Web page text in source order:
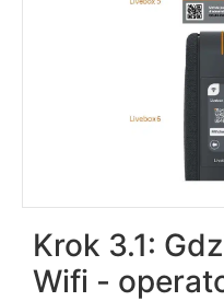
Krok 3.1:
Wifi -